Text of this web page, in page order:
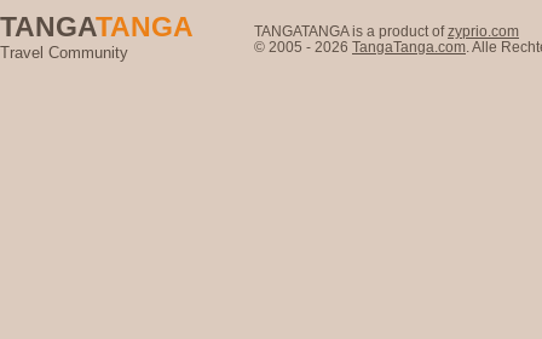
TANGATANGA
Travel Community
TANGATANGA is a product ofzyprio.com
© 2005 - 2026 TangaTanga.com . Alle